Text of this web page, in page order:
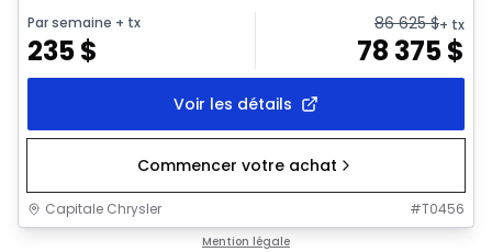
Par semaine + tx
235$
86 625$+ tx
78 375$
Voir les détails
Commencer votre achat
Capitale Chrysler #T0456
Mention légale